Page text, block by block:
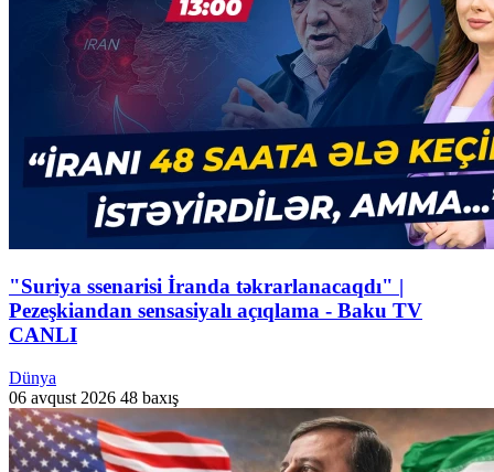
"Suriya ssenarisi İranda təkrarlanacaqdı" |
Pezeşkiandan sensasiyalı açıqlama - Baku TV
CANLI
Dünya
06 avqust 2026 48 baxış